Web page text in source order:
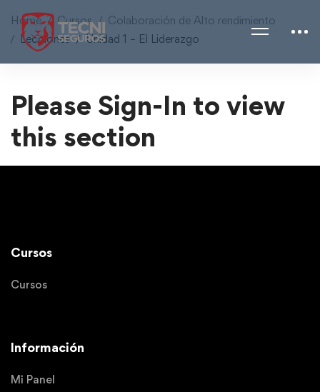
Home Cursos
Colaboración de Alto rendimiento
Lecciones
Unidad 1 – El Liderazgo
Please Sign-In to view
this section
Cursos
Cursos
Información
Mi Panel